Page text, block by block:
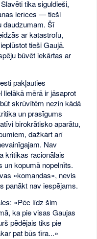
tika siguldieši,
ierīces — tieši
daudzumam. Šī
ar katastrofu,
tieši Gaujā.
būvēt iekārtas ar
pakļauties
lielākā mērā ir jāsaprot
skrūvītēm nezin kādā
un prasīgums
birokrātisko aparātu,
dažkārt arī
Nav
kritikas racionālais
un kopumā nopelnīts.
«komandas», nevis
panākt nav iespējams.
«Pēc līdz šim
ka pie visas Gaujas
pēdējais tiks pie
pat būs tīra...»